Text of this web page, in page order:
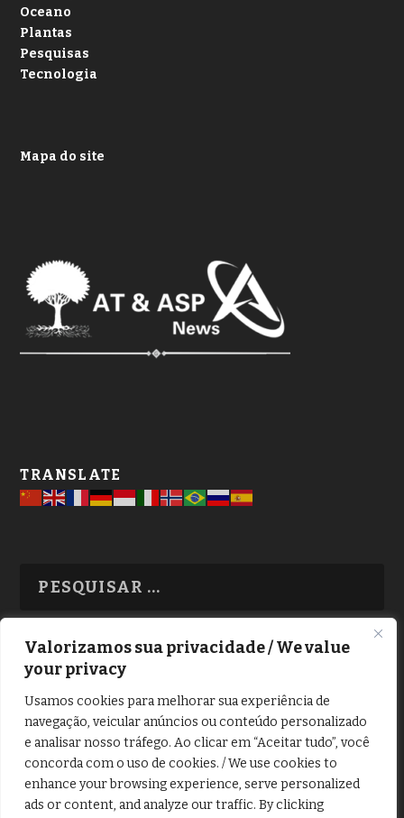
Valorizamos sua privacidade / We value
your privacy
Usamos cookies para melhorar sua experiência de
navegação, veicular anúncios ou conteúdo personalizado
e analisar nosso tráfego. Ao clicar em “Aceitar tudo”, você
concorda com o uso de cookies. / We use cookies to
enhance your browsing experience, serve personalized
ads or content, and analyze our traffic. By clicking
Oceano
Plantas
Pesquisas
Tecnologia
Mapa do site
TRANSLATE
TODAS OS ASSUNTOS